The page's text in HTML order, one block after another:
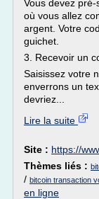
Vous devez
où vous allez
argent. Votre
guichet.
3. Recevoir un
Saisissez votre
enverrons un
devriez...
Lire la suite
Site : https://
Thèmes liés :
/ bitcoin transaction
en ligne